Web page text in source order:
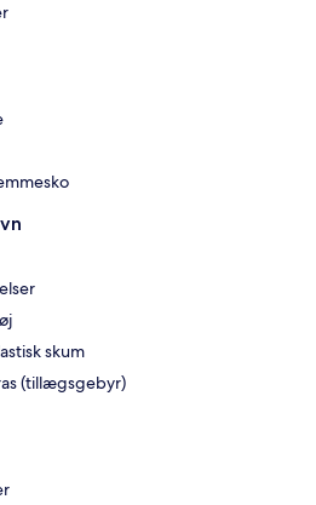
skum
(tillægsgebyr)